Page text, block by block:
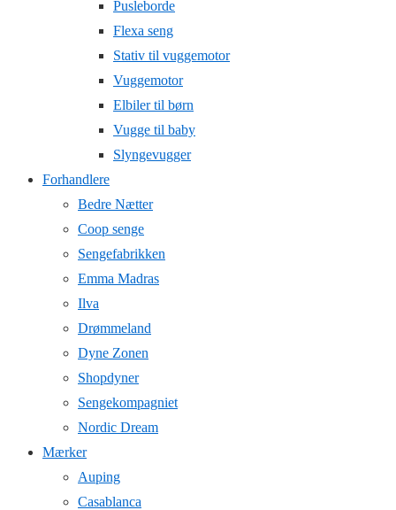
Pusleborde
Flexa seng
Stativ til vuggemotor
Vuggemotor
Elbiler til børn
Vugge til baby
Slyngevugger
Forhandlere
Bedre Nætter
Coop senge
Sengefabrikken
Emma Madras
Ilva
Drømmeland
Dyne Zonen
Shopdyner
Sengekompagniet
Nordic Dream
Mærker
Auping
Casablanca